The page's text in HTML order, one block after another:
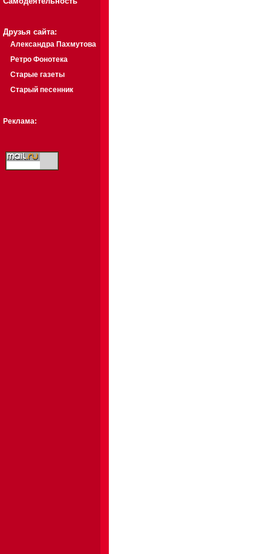
Друзья сайта:
Александра Пахмутова
Ретро Фонотека
Старые газеты
Старый песенник
Реклама: